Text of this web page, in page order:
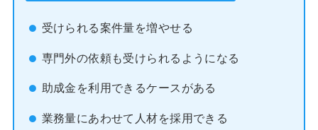
受けられる案件量を増やせる
専門外の依頼も受けられるようになる
助成金を利用できるケースがある
業務量にあわせて人材を採用できる